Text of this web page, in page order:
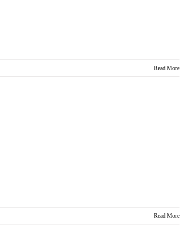
Read More
Read More